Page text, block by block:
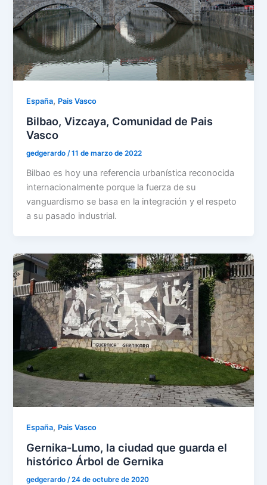
España, Pais Vasco
Bilbao, Vizcaya, Comunidad de Pais
Vasco
gedgerardo/11 de marzo de 2022
Bilbao es hoy una referencia urbanística reconocida
internacionalmente porque la fuerza de su
vanguardismo se basa en la integración y el respeto
a su pasado industrial.
España, Pais Vasco
Gernika-Lumo, la ciudad que guarda el
histórico Árbol de Gernika
gedgerardo/24 de octubre de 2020